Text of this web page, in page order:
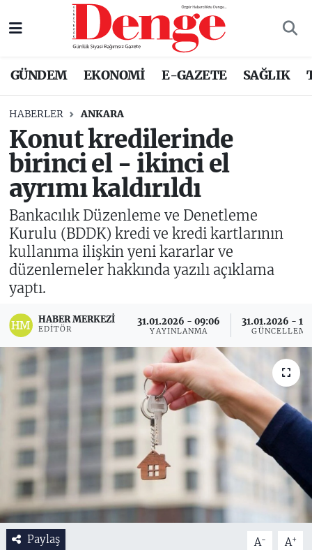
GÜNDEM EKONOMİ E-GAZETE SAĞLIK
HABERLER ANKARA
Konut kredilerinde
birinci el - ikinci el
ayrımı kaldırıldı
Bankacılık Düzenleme ve Denetleme
Kurulu (BDDK) kredi ve kredi kartlarının
kullanıma ilişkin yeni kararlar ve
düzenlemeler hakkında yazılı açıklama
yaptı.
HABER MERKEZI
EDITÖR
31.01.2026 - 09:06
YAYINLANMA
31.01.2026 -
GÜNCELLEME
Paylaş A- A+
Nöbetçi Eczaneler
Trafik Durumu
Süper Lig Puan Durumu ve Fikstür
Tüm Manşetler
Son Dakika Haberleri
Haber Arşivi